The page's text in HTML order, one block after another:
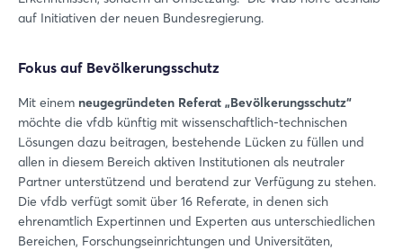
auf Initiativen der neuen Bundesregierung.
Fokus auf Bevölkerungsschutz
Mit einem neugegründeten Referat „Bevölkerungsschutz“
möchte die vfdb künftig mit wissenschaftlich-technischen
Lösungen dazu beitragen, bestehende Lücken zu füllen und
allen in diesem Bereich aktiven Institutionen als neutraler
Partner unterstützend und beratend zur Verfügung zu stehen.
Die vfdb verfügt somit über 16 Referate, in denen sich
ehrenamtlich Expertinnen und Experten aus unterschiedlichen
Bereichen, Forschungseinrichtungen und Universitäten,